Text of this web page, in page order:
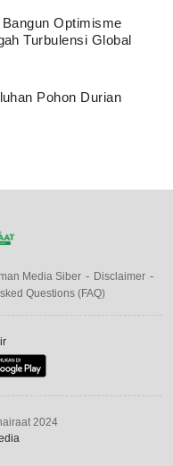
Optimisme
Turbulensi Global
Pohon Durian
Media Siber
Disclaimer
Questions (FAQ)
2024